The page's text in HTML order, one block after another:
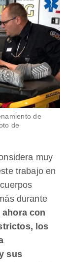
de
de
muy
trabajo en
durante
con
los
sus